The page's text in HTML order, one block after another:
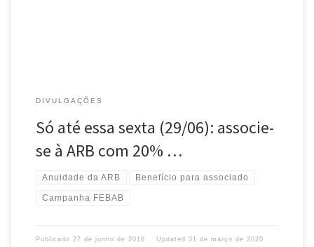
DIVULGAÇÕES
Só até essa sexta (29/06): associe-
se à ARB com 20% …
Anuidade da ARB Benefício para associado
Campanha FEBAB
Publicado 27 de junho de 2018 Updated 31 de março de 2020